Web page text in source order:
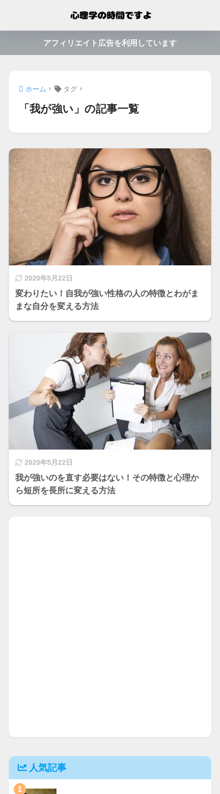
アフィリエイト広告を利用しています
ホーム タグ
「我が強い」の記事一覧
2020年5月22日
変わりたい！自我が強い性格の人の特徴とわがま
まな自分を変える方法
2020年5月22日
我が強いのを直す必要はない！その特徴と心理か
ら短所を長所に変える方法
人気記事
1